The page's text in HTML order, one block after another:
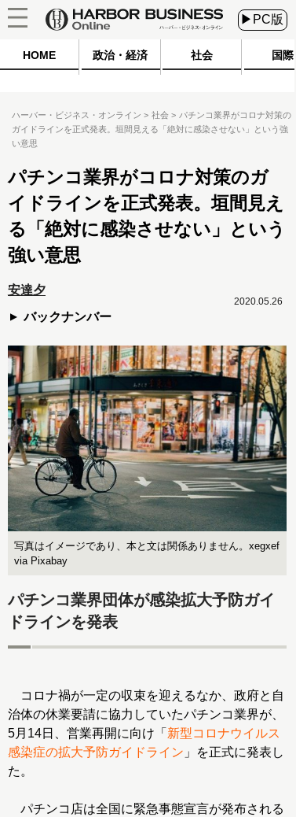
▶PC版
HOME 政治・経済 社会 国際
ハーバー・ビジネス・オンライン 社会
パチンコ業界がコロナ対策の
ガイドラインを正式発表。垣間見える「絶対に感染させない」という強
い意思
パチンコ業界がコロナ対策のガ
イドラインを正式発表。垣間見え
る「絶対に感染させない」という
強い意思
安達夕
バックナンバー
2020.05.26
写真はイメージであり、本と文は関係ありません。xegxef
via Pixabay
パチンコ業界団体が感染拡大予防ガイ
ドラインを発表
コロナ禍が一定の収束を迎えるなか、政府と自
治体の休業要請に協力していたパチンコ業界が、
5月14日、営業再開に向け「 新型コロナウイルス
感染症の拡大予防ガイドライン 」を正式に発表し
た。
パチンコ店は全国に緊急事態宣言が発布される